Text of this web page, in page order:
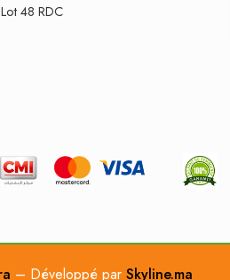
48 RDC
– Développé par Skyline.ma